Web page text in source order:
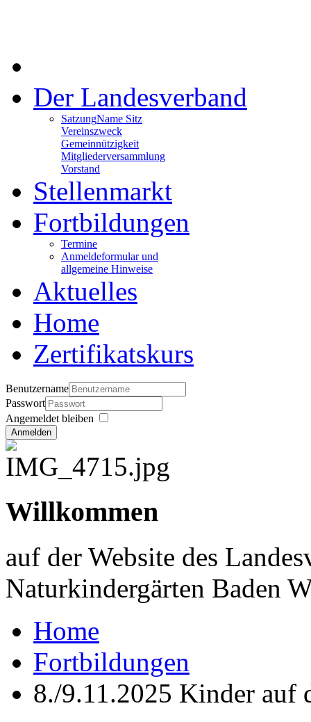
Der Landesverband
SatzungName Sitz
Vereinszweck
Gemeinnützigkeit
Mitgliederversammlung
Vorstand
Stellenmarkt
Fortbildungen
Termine
Anmeldeformular und
allgemeine Hinweise
Aktuelles
Home
Zertifikatskurs
Benutzername
Passwort
Angemeldet bleiben
Anmelden
Willkommen
auf der Website des
Naturkindergärten Baden
Home
Fortbildungen
8./9.11.2025 Kinder auf